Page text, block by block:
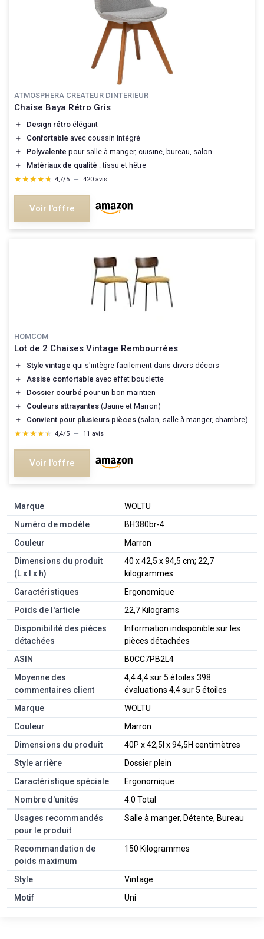
ATMOSPHERA CREATEUR DINTERIEUR
Chaise Baya Rétro Gris
＋ Design rétro élégant
＋
Confortable avec coussin intégré
＋
Polyvalente pour salle à manger, cuisine, bureau, salon
＋
Matériaux de qualité : tissu et hêtre
★★★★★
★★★★★ 4,7/5 — 420 avis
Voir l'offre
HOMCOM
Lot de 2 Chaises Vintage Rembourrées
＋ Style vintage qui s'intègre facilement dans divers décors
＋
Assise confortable avec effet bouclette
＋
Dossier courbé pour un bon maintien
＋
Couleurs attrayantes (Jaune et Marron)
＋
Convient pour plusieurs pièces (salon, salle à manger, chambre)
★★★★★
★★★★★ 4,4/5 — 11 avis
Voir l'offre
Marque
‎WOLTU
Numéro de modèle
‎BH380br-4
Couleur
‎Marron
Dimensions du produit
(L x l x h)
‎40 x 42,5 x 94,5 cm; 22,7
kilogrammes
Caractéristiques
‎Ergonomique
Poids de l'article
‎22,7 Kilograms
Disponibilité des pièces
détachées
‎Information indisponible sur les
pièces détachées
ASIN
B0CC7PB2L4
Moyenne des
commentaires client
4,4 4,4 sur 5 étoiles 398
évaluations 4,4 sur 5 étoiles
Marque
WOLTU
Couleur
Marron
Dimensions du produit
40P x 42,5l x 94,5H centimètres
Style arrière
Dossier plein
Caractéristique spéciale
Ergonomique
Nombre d'unités
4.0 Total
Usages recommandés
pour le produit
Salle à manger, Détente, Bureau
Recommandation de
poids maximum
150 Kilogrammes
Style
Vintage
Motif
Uni